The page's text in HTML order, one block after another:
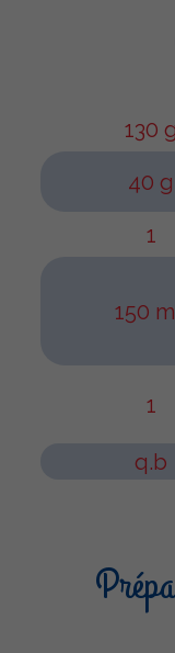
130 g
40 g
1
150
1
q.b